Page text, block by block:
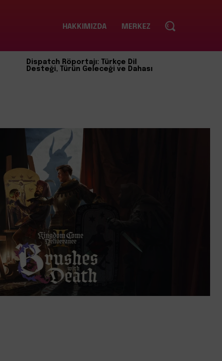
HAKKIMIZDA MERKEZ
Dispatch Röportajı: Türkçe Dil
Desteği, Türün Geleceği ve Dahası